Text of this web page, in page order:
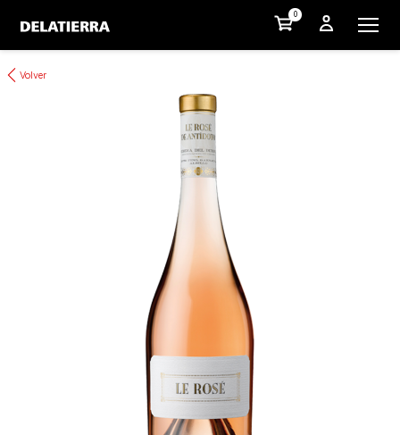
0
Volver